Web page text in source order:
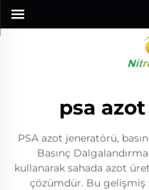
psa
PSA azot jeneratörü,
Basınç
kullanarak sahada azot
çözümdür. Bu